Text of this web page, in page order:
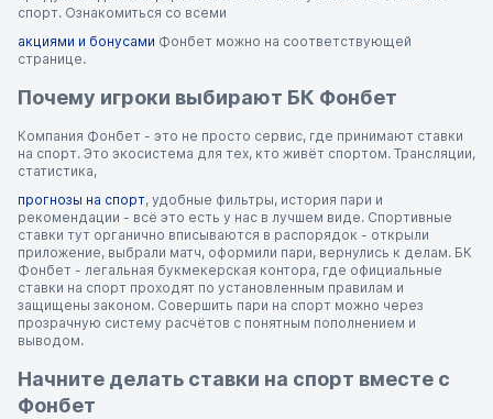
спорт. Ознакомиться со всеми
акциями и бонусами Фонбет можно на соответствующей
странице.
Почему игроки выбирают БК Фонбет
Компания Фонбет - это не просто сервис, где принимают ставки
на спорт. Это экосистема для тех, кто живёт спортом. Трансляции,
статистика,
прогнозы на спорт, удобные фильтры, история пари и
рекомендации - всё это есть у нас в лучшем виде. Спортивные
ставки тут органично вписываются в распорядок - открыли
приложение, выбрали матч, оформили пари, вернулись к делам. БК
Фонбет - легальная букмекерская контора, где официальные
ставки на спорт проходят по установленным правилам и
защищены законом. Совершить пари на спорт можно через
прозрачную систему расчётов с понятным пополнением и
выводом.
Начните делать ставки на спорт вместе с
Фонбет